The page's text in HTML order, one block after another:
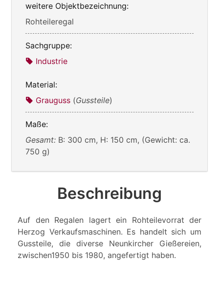
weitere Objektbezeichnung:
Rohteileregal
Sachgruppe:
Industrie
Material:
Grauguss (Gussteile)
Maße:
Gesamt: B: 300 cm, H: 150 cm, (Gewicht: ca.
750 g)
Beschreibung
Auf den Regalen lagert ein Rohteilevorrat der
Herzog Verkaufsmaschinen. Es handelt sich um
Gussteile, die diverse Neunkircher Gießereien,
zwischen1950 bis 1980, angefertigt haben.